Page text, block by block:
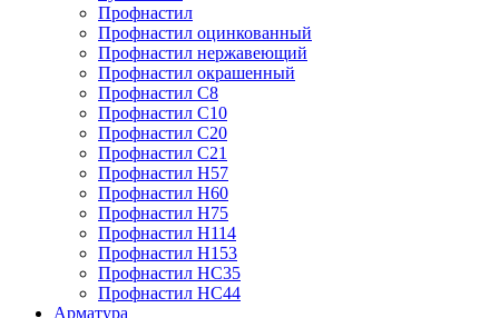
Профнастил
Профнастил оцинкованный
Профнастил нержавеющий
Профнастил окрашенный
Профнастил С8
Профнастил С10
Профнастил С20
Профнастил С21
Профнастил Н57
Профнастил Н60
Профнастил Н75
Профнастил Н114
Профнастил Н153
Профнастил НС35
Профнастил НС44
Арматура